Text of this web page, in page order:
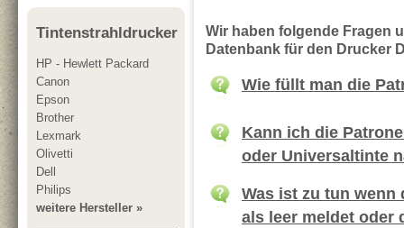
Tintenstrahldrucker
HP - Hewlett Packard
Canon
Epson
Brother
Lexmark
Olivetti
Dell
Philips
weitere Hersteller »
Wir haben folgende Fragen
Datenbank für den Drucker
Wie füllt man die
Kann ich die
oder Universaltinte
Was ist zu tun wenn
als leer meldet oder